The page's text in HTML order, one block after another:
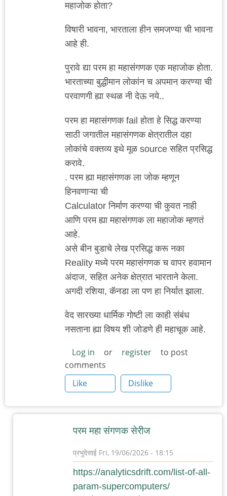
महाजोक होता?
विषारी भावना, भारताला हीन समजण्या ची भावना
आहे ही.
पुरावे द्या परम हा महासंगणक एक महाजोक होता.
भारताच्या बुद्धीमान लोकांन च अपमान करण्या ची
परवाणगी ह्या स्थळ नी देऊ नये..
परम हा महासंगणक fail होता हे सिद्ध करण्या
साठी जगातील महासंगणक क्षेत्रातील दहा
लोकांचे वक्तव्य इथे मूळ source सहित प्रसिद्ध
करावे.
. परम ह्या महासंगणक ला जोक म्हणून
हिनवणाऱ्या ची
Calculator निर्माण करण्या ची कुवत नाही
आणि परम ह्या महासंगणक ला महाजोक म्हणतं
आहे.
असे बीन बुडाचे लेख प्रसिद्ध करू नका
Reality मध्ये परम महासंगणक च वापर हवामान
अंदाज, सहित अनेक क्षेत्रात भारताने केला.
अगदी रशिया, कॅनडा ला पण हा निर्यात झाला.
वेद सारख्या धार्मिक गोष्टी ला काही संबंध
नसताना ह्या विषय शी जोडणे ही महाचूक आहे.
Log in or register
to post
comments
Like
Dislike
परम महा संगणक सेरीज
प्रभुदेसाई Fri, 19/06/2026 - 18:15
In
reply
to
https://analyticsdrift.com/list-of-all-
param-supercomputers/